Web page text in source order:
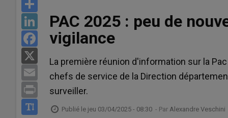
LinkedIn
Facebook
Email
Print
PAC 2025 : peu de
vigilance
La première réunion d'information sur la
chefs de service de la Direction
surveiller.
Publié le jeu 03/04/2025 - 08:30 - Par Alexandre Veschini